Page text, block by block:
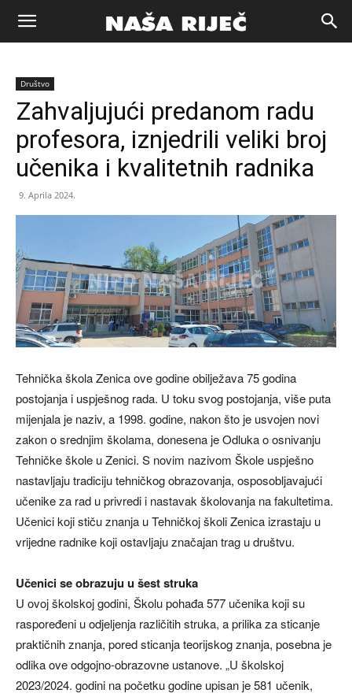
Naša
riječ
Zenica
Društvo
Zahvaljujući predanom radu
profesora, iznjedrili veliki broj
učenika i kvalitetnih radnika
9. Aprila 2024.
Tehnička škola Zenica ove godine obilježava 75 godina
postojanja i uspješnog rada. U toku svog postojanja, više puta
mijenjala je naziv, a 1998. godine, nakon što je usvojen novi
zakon o srednjim školama, donesena je Odluka o osnivanju
Tehničke škole u Zenici. S novim nazivom Škole uspješno
nastavljaju tradiciju tehničkog obrazovanja, osposobljavajući
učenike za rad u privredi i nastavak školovanja na fakultetima.
Učenici koji stiču znanja u Tehničkoj školi Zenica izrastaju u
vrijedne radnike koji ostavljaju značajan trag u društvu.
Učenici se obrazuju u šest struka
U ovoj školskoj godini, Školu pohađa 577 učenika koji su
raspoređeni u odjeljenja različitih struka, a prilika za sticanje
praktičnih znanja, pored sticanja teorijskog znanja, posebna je
odlika ove odgojno-obrazovne ustanove. „U školskoj
2023/2024. godini na početku godine upisan je 581 učenik,